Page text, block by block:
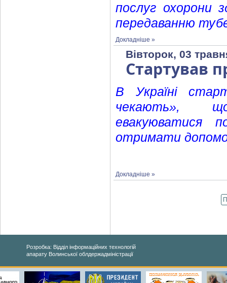
послуг охорони
передаванню
Докладніше »
Вівторок, 03
Стартував
В Україні
чекають»,
евакуюватися
отримати
Докладніше »
Розробка: Відділ інформаційних технологій
апарату Волинської облдержадміністрації